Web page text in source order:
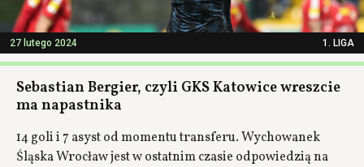
27 lutego 2024 1. LIGA
Sebastian Bergier, czyli GKS Katowice wreszcie
ma napastnika
14 goli i 7 asyst od momentu transferu. Wychowanek
Śląska Wrocław jest w ostatnim czasie odpowiedzią na